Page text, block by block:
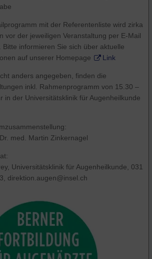
mit der Referentenliste wird zirka
vor der jeweiligen Veranstaltung per E-Mail
Bitte informieren Sie sich über aktuelle
auf unserer Homepage
Link
anders angegeben, finden die
inkl. Rahmenprogramm von 15.30 –
in der Universitätsklinik für Augenheilkunde
med. Martin Zinkernagel
Universitätsklinik für Augenheilkunde, 031
direktion.augen@insel.ch